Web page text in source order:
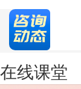
在线课堂